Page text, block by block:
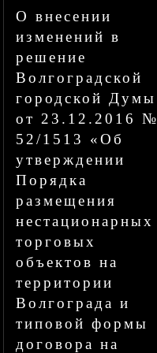
О внесении
изменений в
решение
Волгоградской
городской Думы
от 23.12.2016 №
52/1513 «Об
утверждении
Порядка
размещения
нестационарных
торговых
объектов на
территории
Волгограда и
типовой формы
договора на